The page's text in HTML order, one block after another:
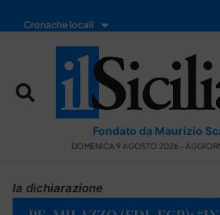
Cronache locali
Fondato da Maurizio
DOMENICA 9 AGOSTO 2026 -
la dichiarazione